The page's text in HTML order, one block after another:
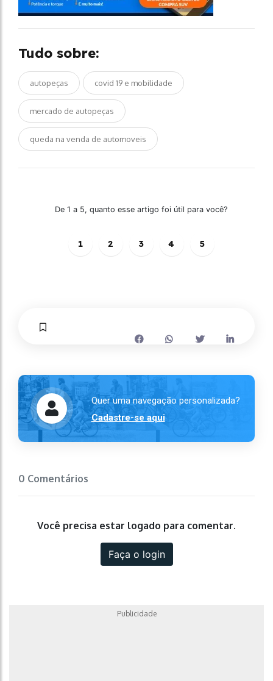
Tudo sobre:
autopeças covid 19 e mobilidade
mercado de autopeças
queda na venda de automoveis
De 1 a 5, quanto esse artigo foi útil para você?
1 2 3 4 5
Quer uma navegação personalizada?
Cadastre-se aqui
0 Comentários
Você precisa estar logado para comentar.
Faça o login
Publicidade